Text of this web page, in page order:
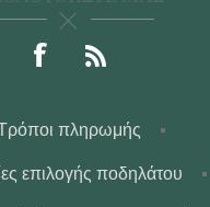
πληρωμής
επιλογής ποδηλάτου